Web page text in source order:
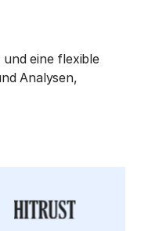
eine flexible
Analysen,